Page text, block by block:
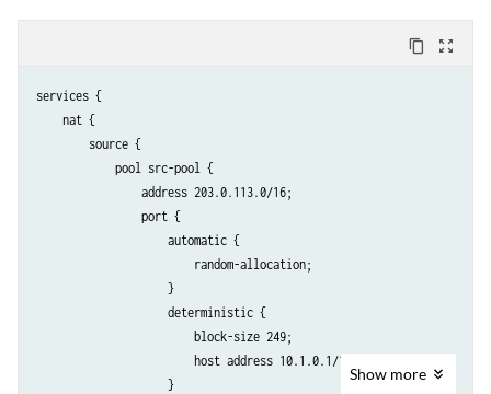
content_copy zoom_out_map
services {
    nat {
        source {
            pool src-pool {
                address 203.0.113.0/16;
                port {
                    automatic {
                        random-allocation;
                    }
                    deterministic {
                        block-size 249;
                        host address 10.1.0.1/16;
                    }
Show more